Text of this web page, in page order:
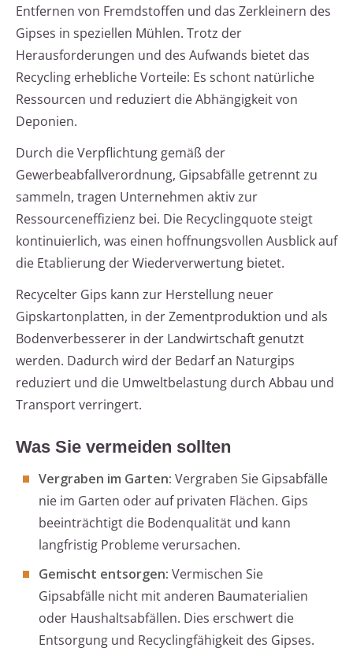
Entfernen von Fremdstoffen und das Zerkleinern des
Gipses in speziellen Mühlen. Trotz der
Herausforderungen und des Aufwands bietet das
Recycling erhebliche Vorteile: Es schont natürliche
Ressourcen und reduziert die Abhängigkeit von
Deponien.
Durch die Verpflichtung gemäß der
Gewerbeabfallverordnung, Gipsabfälle getrennt zu
sammeln, tragen Unternehmen aktiv zur
Ressourceneffizienz bei. Die Recyclingquote steigt
kontinuierlich, was einen hoffnungsvollen Ausblick auf
die Etablierung der Wiederverwertung bietet.
Recycelter Gips kann zur Herstellung neuer
Gipskartonplatten, in der Zementproduktion und als
Bodenverbesserer in der Landwirtschaft genutzt
werden. Dadurch wird der Bedarf an Naturgips
reduziert und die Umweltbelastung durch Abbau und
Transport verringert.
Was Sie vermeiden sollten
Vergraben im Garten: Vergraben Sie Gipsabfälle
nie im Garten oder auf privaten Flächen. Gips
beeinträchtigt die Bodenqualität und kann
langfristig Probleme verursachen.
Gemischt entsorgen: Vermischen Sie
Gipsabfälle nicht mit anderen Baumaterialien
oder Haushaltsabfällen. Dies erschwert die
Entsorgung und Recyclingfähigkeit des Gipses.